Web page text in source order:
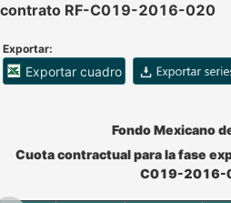
contrato RF-C019-2016-020
Exportar:
Exportar cuadro
Accesibilidad de Cuadros
Fondo Mexicano
Cuota contractual para la fase
C019-2016-